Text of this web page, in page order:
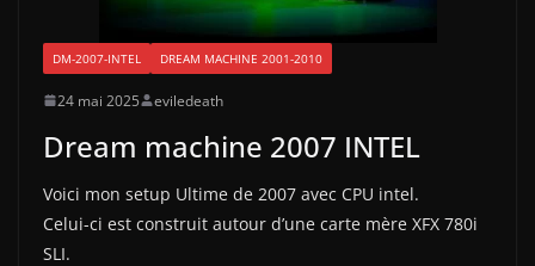
DM-2007-INTEL DREAM MACHINE 2001-2010
24 mai 2025 eviledeath
Dream machine 2007 INTEL
Voici mon setup Ultime de 2007 avec CPU intel.
Celui-ci est construit autour d’une carte mère XFX 780i
SLI.